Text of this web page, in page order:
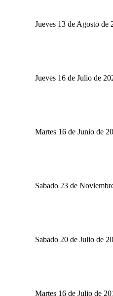
Jueves 13 de Agosto de
Jueves 16 de Julio de
Martes 16 de Junio de
Sabado 23 de
Sabado 20 de Julio de
Martes 16 de Julio de